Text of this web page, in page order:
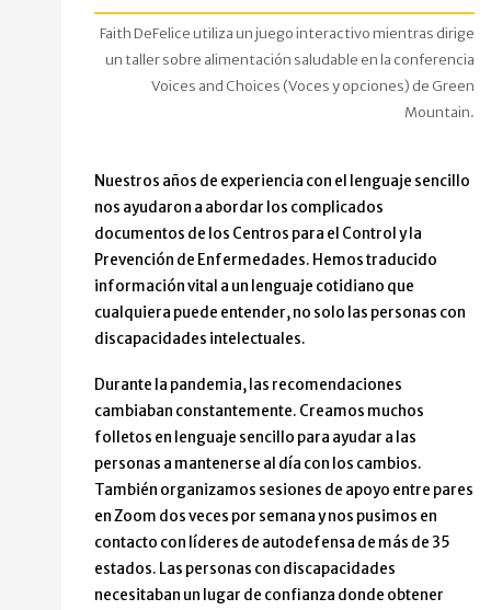
Faith DeFelice utiliza un juego interactivo mientras dirige
un taller sobre alimentación saludable en la conferencia
Voices and Choices (Voces y opciones) de Green
Mountain.
Nuestros años de experiencia con el lenguaje sencillo
nos ayudaron a abordar los complicados
documentos de los Centros para el Control y la
Prevención de Enfermedades. Hemos traducido
información vital a un lenguaje cotidiano que
cualquiera puede entender, no solo las personas con
discapacidades intelectuales.
Durante la pandemia, las recomendaciones
cambiaban constantemente. Creamos muchos
folletos en lenguaje sencillo para ayudar a las
personas a mantenerse al día con los cambios.
También organizamos sesiones de apoyo entre pares
en Zoom dos veces por semana y nos pusimos en
contacto con líderes de autodefensa de más de 35
estados. Las personas con discapacidades
necesitaban un lugar de confianza donde obtener